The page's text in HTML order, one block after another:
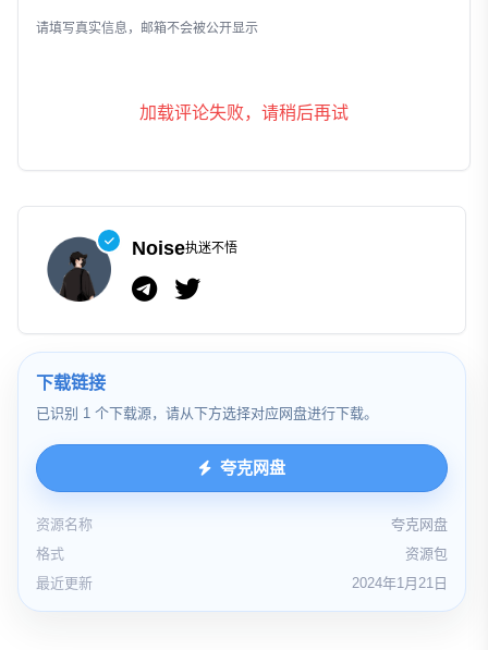
请填写真实信息，邮箱不会被公开显示
加载评论失败，请稍后再试
Noise执迷不悟
下载链接
已识别 1 个下载源，请从下方选择对应网盘进行下载。
夸克网盘
资源名称
夸克网盘
格式
资源包
最近更新
2024年1月21日